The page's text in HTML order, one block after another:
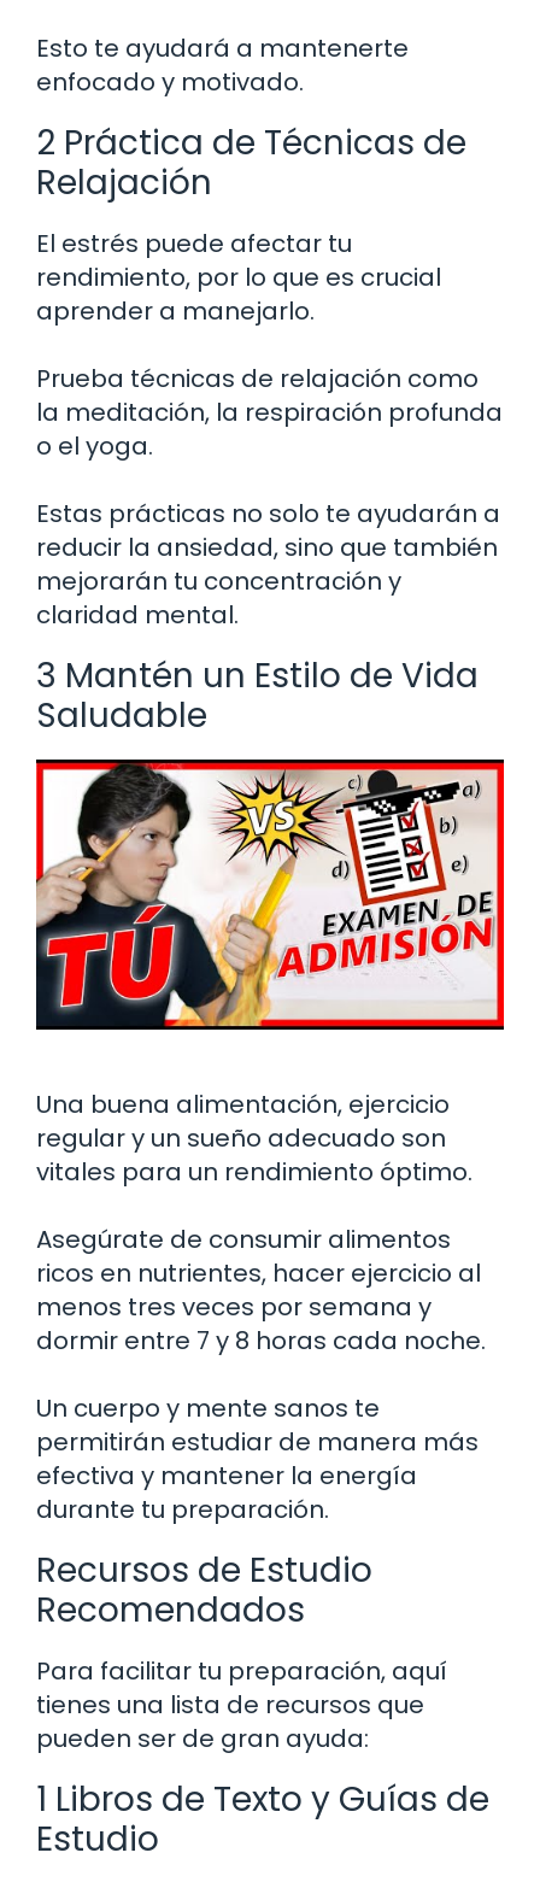
Esto te ayudará a mantenerte
enfocado y motivado.
2 Práctica de Técnicas de
Relajación
El estrés puede afectar tu
rendimiento, por lo que es crucial
aprender a manejarlo.
Prueba técnicas de relajación como
la meditación, la respiración profunda
o el yoga.
Estas prácticas no solo te ayudarán a
reducir la ansiedad, sino que también
mejorarán tu concentración y
claridad mental.
3 Mantén un Estilo de Vida
Saludable
Una buena alimentación, ejercicio
regular y un sueño adecuado son
vitales para un rendimiento óptimo.
Asegúrate de consumir alimentos
ricos en nutrientes, hacer ejercicio al
menos tres veces por semana y
dormir entre 7 y 8 horas cada noche.
Un cuerpo y mente sanos te
permitirán estudiar de manera más
efectiva y mantener la energía
durante tu preparación.
Recursos de Estudio
Recomendados
Para facilitar tu preparación, aquí
tienes una lista de recursos que
pueden ser de gran ayuda:
1 Libros de Texto y Guías de
Estudio